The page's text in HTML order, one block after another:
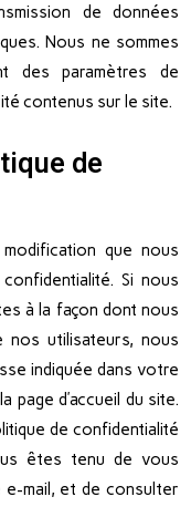
de données
Nous ne sommes
des paramètres de
contenus sur le site.
de
que nous
Si nous
à la façon dont nous
nos utilisateurs, nous
indiquée dans votre
page d’accueil du site.
de confidentialité
êtes tenu de vous
mail, et de consulter